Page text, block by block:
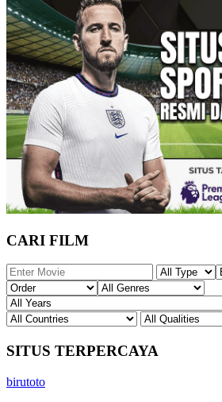
CARI FILM
SITUS TERPERCAYA
birutoto